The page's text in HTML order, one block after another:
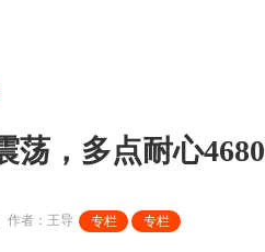
荡，多点耐心
作者：王导 专栏 专栏